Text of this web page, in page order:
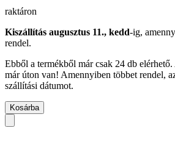
raktáron
Kiszállítás augusztus 11., kedd-ig,
rendel.
Ebből a termékből már csak 24 db
már úton van! Amennyiben többet rendel,
szállítási dátumot.
Kosárba